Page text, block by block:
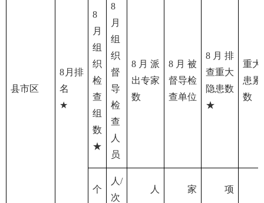
县市区
8月排
名
★
8
月
组
织
检
查
组
数
★
8
月
组
织
督
导
检
查
人
员
8月派
出专家
数
8月被
督导检
查单位
8月排
查重大
隐患数
★
重大
患累
数
个
人/
次
人 家 项